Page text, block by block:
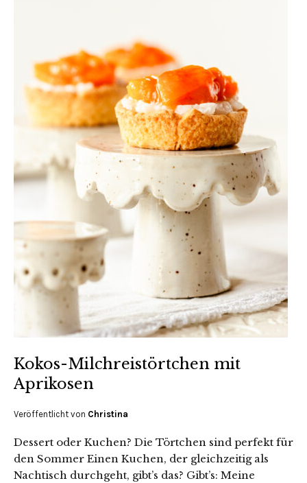
Kokos-Milchreistörtchen mit
Aprikosen
Veröffentlicht von Christina
Dessert oder Kuchen? Die Törtchen sind perfekt für
den Sommer Einen Kuchen, der gleichzeitig als
Nachtisch durchgeht, gibt’s das? Gibt’s: Meine